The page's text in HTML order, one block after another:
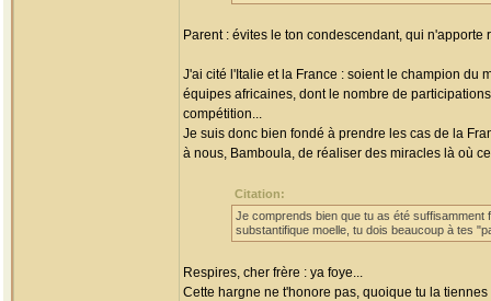
Parent : évites le ton condescendant, qui
J'ai cité l'Italie et la France : soient le champion du
équipes africaines, dont le nombre de
compétition...
Je suis donc bien fondé à prendre les cas de la
à nous, Bamboula, de réaliser des miracles là où
Citation:
Je comprends bien que tu as été
substantifique moelle, tu dois beaucoup à tes
Respires, cher frère : ya foye...
Cette hargne ne t'honore pas, quoique tu la